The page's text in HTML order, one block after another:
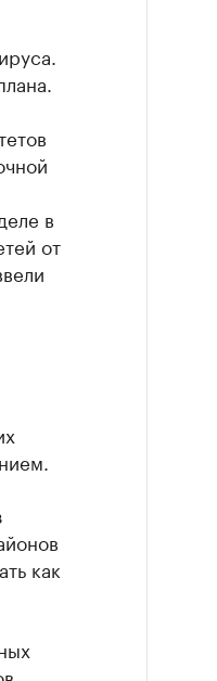
в
от
как